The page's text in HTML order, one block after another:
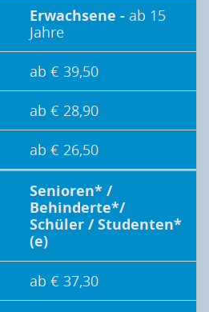
Erwachsene - ab 15
Jahre
ab € 39,50
ab € 28,90
ab € 26,50
Senioren* /
Behinderte*/
Schüler / Studenten*
(e)
ab € 37,30